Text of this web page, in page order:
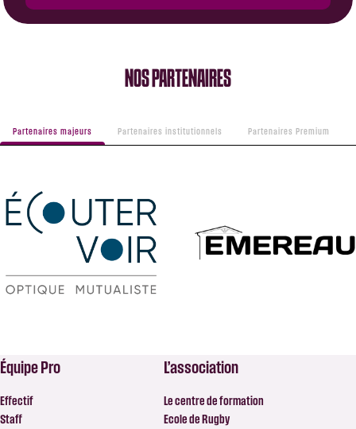
NOS PARTENAIRES
Partenaires majeurs Partenaires institutionnels Partenaires Premium
Équipe Pro
Effectif
Staff
L’association
Le centre de formation
Ecole de Rugby